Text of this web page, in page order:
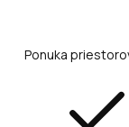
Ponuka